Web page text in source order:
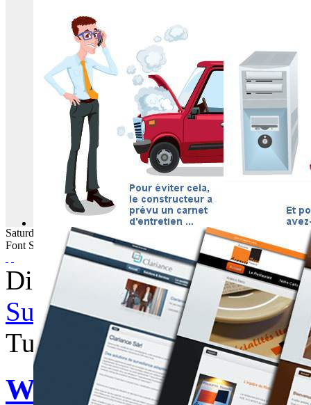
Saturday August 2026
Font Size
Displaying items by tag:
Subscribe to this RSS feed
Tuesday, 23 June 2015
WebBuzz du 23/06/